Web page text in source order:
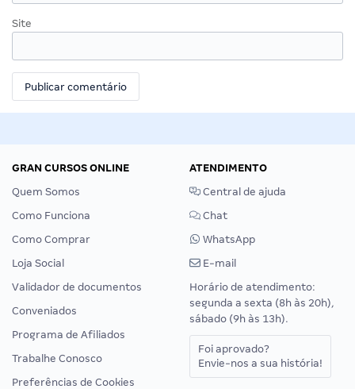
Site
GRAN CURSOS ONLINE
Quem Somos
Como Funciona
Como Comprar
Loja Social
Validador de documentos
Conveniados
Programa de Afiliados
Trabalhe Conosco
Preferências de Cookies
ATENDIMENTO
Central de ajuda
Chat
WhatsApp
E-mail
Horário de atendimento:
segunda a sexta (8h às 20h),
sábado (9h às 13h).
Foi aprovado?
Envie-nos a sua história!